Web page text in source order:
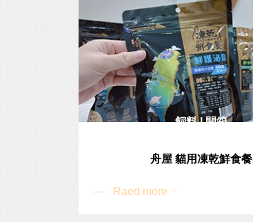
飼料 | 開箱
舟屋 貓用凍乾鮮食餐
Raed more